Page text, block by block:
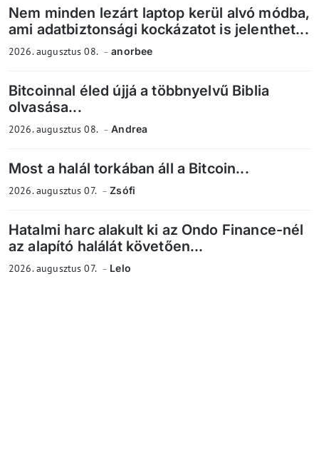
Nem minden lezárt laptop kerül alvó módba,
ami adatbiztonsági kockázatot is jelenthet...
2026. augusztus 08. anorbee
Bitcoinnal éled újjá a többnyelvű Biblia
olvasása...
2026. augusztus 08. Andrea
Most a halál torkában áll a Bitcoin...
2026. augusztus 07. Zsófi
Hatalmi harc alakult ki az Ondo Finance-nél
az alapító halálát követően...
2026. augusztus 07. Lelo